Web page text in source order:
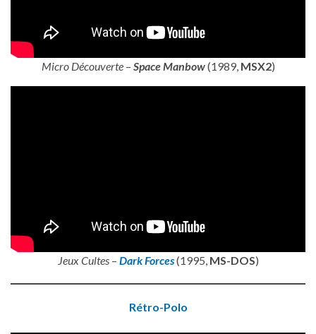
Micro Découverte– Space Manbow(1989, MSX2)
Jeux Cultes– Dark Forces(1995, MS-DOS)
Rétro-Polo